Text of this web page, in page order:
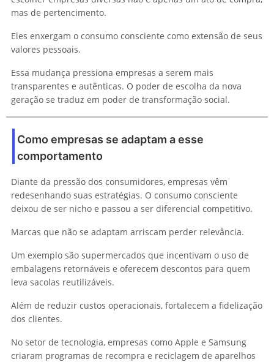
mas de pertencimento.
Eles enxergam o consumo consciente como extensão de seus
valores pessoais.
Essa mudança pressiona empresas a serem mais
transparentes e autênticas. O poder de escolha da nova
geração se traduz em poder de transformação social.
Como empresas se adaptam a esse
comportamento
Diante da pressão dos consumidores, empresas vêm
redesenhando suas estratégias. O consumo consciente
deixou de ser nicho e passou a ser diferencial competitivo.
Marcas que não se adaptam arriscam perder relevância.
Um exemplo são supermercados que incentivam o uso de
embalagens retornáveis e oferecem descontos para quem
leva sacolas reutilizáveis.
Além de reduzir custos operacionais, fortalecem a fidelização
dos clientes.
No setor de tecnologia, empresas como Apple e Samsung
criaram programas de recompra e reciclagem de aparelhos